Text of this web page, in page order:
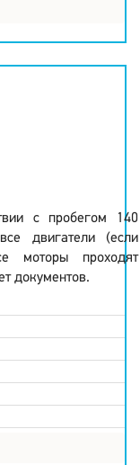
с пробегом 140
двигатели (если
моторы проходят
документов.